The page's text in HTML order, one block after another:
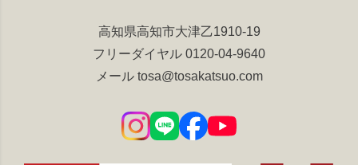
高知県高知市大津乙1910-19
フリーダイヤル 0120-04-9640
メール tosa@tosakatsuo.com